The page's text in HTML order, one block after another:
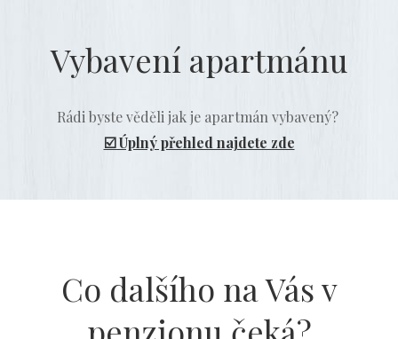
Vybavení apartmánu
Rádi byste věděli jak je apartmán vybavený?
☑️ Úplný přehled najdete zde
Co dalšího na Vás v